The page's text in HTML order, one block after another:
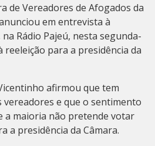
de Vereadores de Afogados da
em entrevista à
Rádio Pajeú, nesta segunda-
reeleição para a presidência da
afirmou que tem
vereadores e que o sentimento
a maioria não pretende votar
a presidência da Câmara.